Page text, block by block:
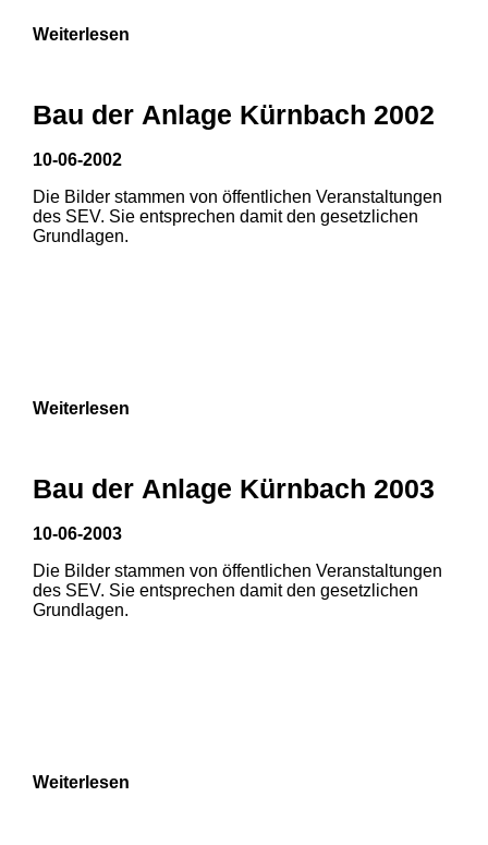
Weiterlesen
Bau der Anlage Kürnbach 2002
10-06-2002
Die Bilder stammen von öffentlichen Veranstaltungen
des SEV. Sie entsprechen damit den gesetzlichen
Grundlagen.
Weiterlesen
Bau der Anlage Kürnbach 2003
10-06-2003
Die Bilder stammen von öffentlichen Veranstaltungen
des SEV. Sie entsprechen damit den gesetzlichen
Grundlagen.
Weiterlesen